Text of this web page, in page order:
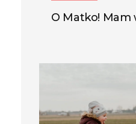
O Matko!